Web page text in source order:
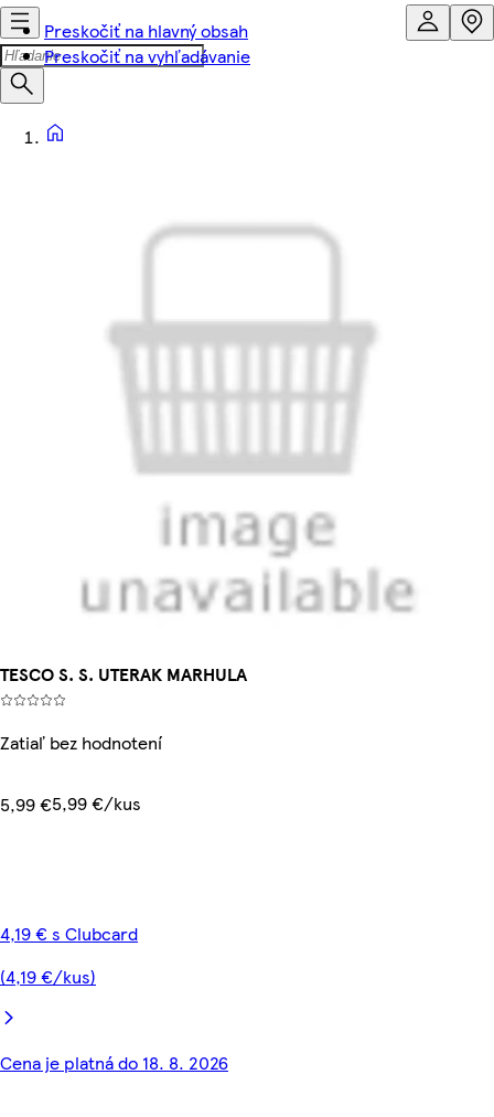
Preskočiť na hlavný obsah
Preskočiť na vyhľadávanie
TESCO S. S. UTERAK MARHULA
Zatiaľ bez hodnotení
5,99 €5,99 €/kus
4,19 € s Clubcard
(4,19 €/kus)
Cena je platná do 18. 8. 2026